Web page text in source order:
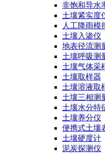
非饱和导水
土壤紧实度
人工降雨模
土壤入渗仪
地表径流测
土壤呼吸测
土壤气体采
土壤取样器
土壤溶液取
土壤三相测
土壤水分特
土壤养分仪
便携式土壤
土壤硬度计
泥炭探测仪